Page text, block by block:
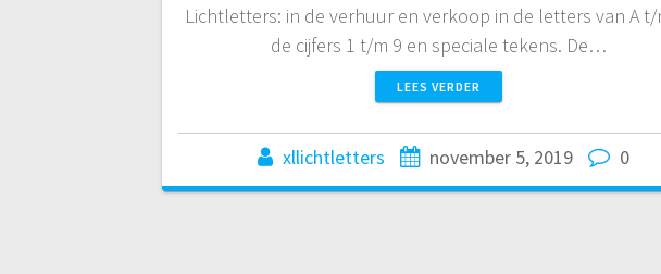
Lichtletters: in de verhuur en verkoop in de letters van A t/
de cijfers 1 t/m 9 en speciale tekens. De…
LEES VERDER
xllichtletters november 5, 2019 0